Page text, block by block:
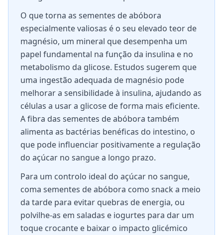
O que torna as sementes de abóbora
especialmente valiosas é o seu elevado teor de
magnésio, um mineral que desempenha um
papel fundamental na função da insulina e no
metabolismo da glicose. Estudos sugerem que
uma ingestão adequada de magnésio pode
melhorar a sensibilidade à insulina, ajudando as
células a usar a glicose de forma mais eficiente.
A fibra das sementes de abóbora também
alimenta as bactérias benéficas do intestino, o
que pode influenciar positivamente a regulação
do açúcar no sangue a longo prazo.
Para um controlo ideal do açúcar no sangue,
coma sementes de abóbora como snack a meio
da tarde para evitar quebras de energia, ou
polvilhe-as em saladas e iogurtes para dar um
toque crocante e baixar o impacto glicémico